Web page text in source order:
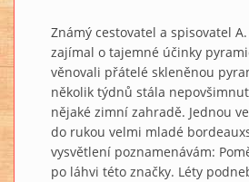
Známý cestovatel a spisovatel
zajímal o tajemné účinky
věnovali přátelé skleněnou
několik týdnů stála
nějaké zimní zahradě. Jednou
do rukou velmi mladé
vysvětlení poznamenávám:
po láhvi této značky. Léty